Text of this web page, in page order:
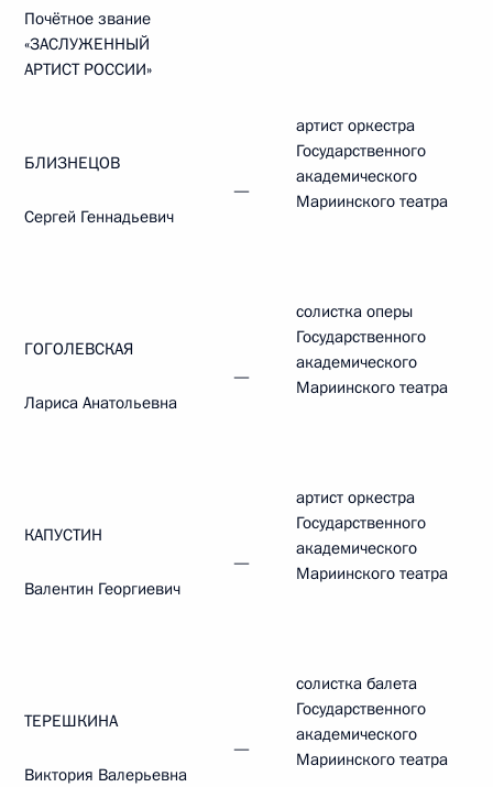
Почётное звание
«ЗАСЛУЖЕННЫЙ
АРТИСТ РОССИИ»
БЛИЗНЕЦОВ
Сергей Геннадьевич
—
артист оркестра
Государственного
академического
Мариинского театра
ГОГОЛЕВСКАЯ
Лариса Анатольевна
—
солистка оперы
Государственного
академического
Мариинского театра
КАПУСТИН
Валентин Георгиевич
—
артист оркестра
Государственного
академического
Мариинского театра
ТЕРЕШКИНА
Виктория Валерьевна
—
солистка балета
Государственного
академического
Мариинского театра